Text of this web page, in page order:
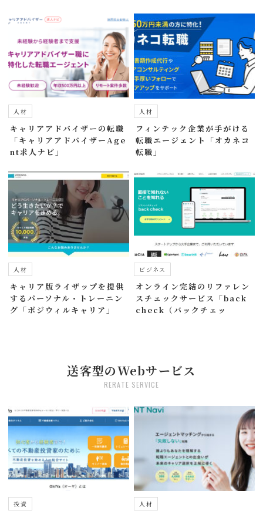
人材
キャリアアドバイザーの転職
「キャリアアドバイザーAge
nt求人ナビ」
人材
フィンテック企業が手がける
転職エージェント「オカネコ
転職」
人材
キャリア版ライザップを提供
するパーソナル・トレーニン
グ「ポジウィルキャリア」
ビジネス
オンライン完結のリファレン
スチェックサービス「back
check（バックチェッ
送客型のWebサービス
RERATE SERVICE
投資 人材